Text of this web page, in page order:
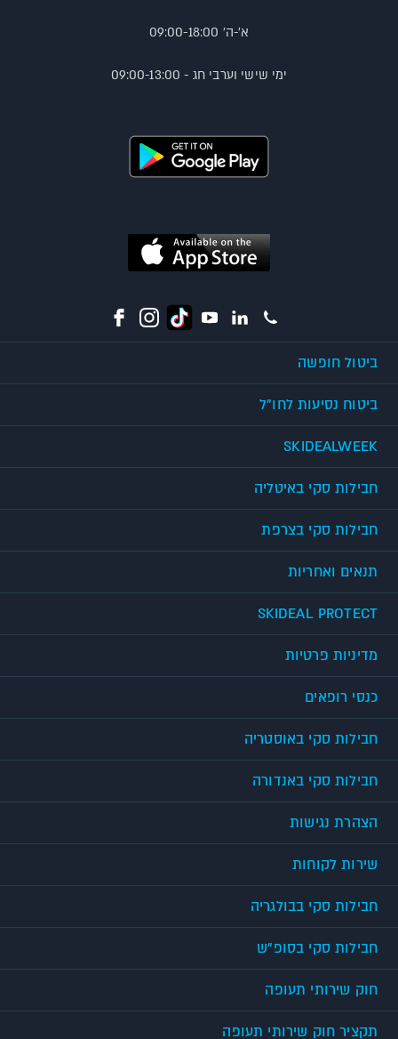
א'-ה' 09:00-18:00
ימי שישי וערבי חג - 09:00-13:00
ביטול חופשה
ביטוח נסיעות לחו"ל
SKIDEALWEEK
חבילות סקי באיטליה
חבילות סקי בצרפת
תנאים ואחריות
SKIDEAL PROTECT
מדיניות פרטיות
כנסי רופאים
חבילות סקי באוסטריה
חבילות סקי באנדורה
הצהרת נגישות
שירות לקוחות
חבילות סקי בבולגריה
חבילות סקי בסופ"ש
חוק שירותי תעופה
תקציר חוק שירותי תעופה